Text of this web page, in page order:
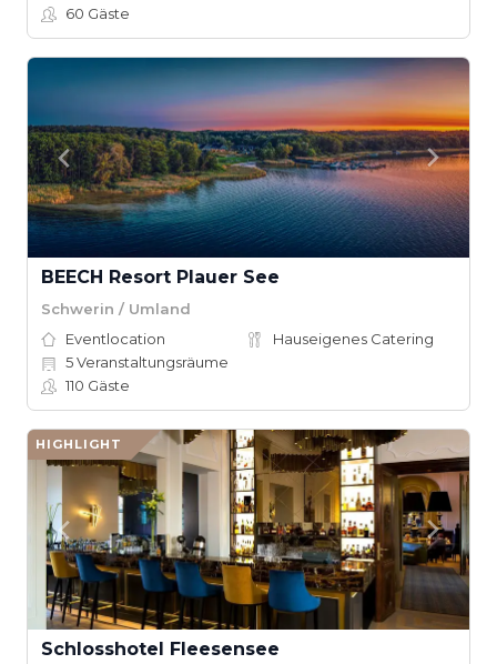
60 Gäste
BEECH Resort Plauer See
Schwerin / Umland
Eventlocation
Hauseigenes Catering
5Veranstaltungsräume
110 Gäste
HIGHLIGHT
Schlosshotel Fleesensee